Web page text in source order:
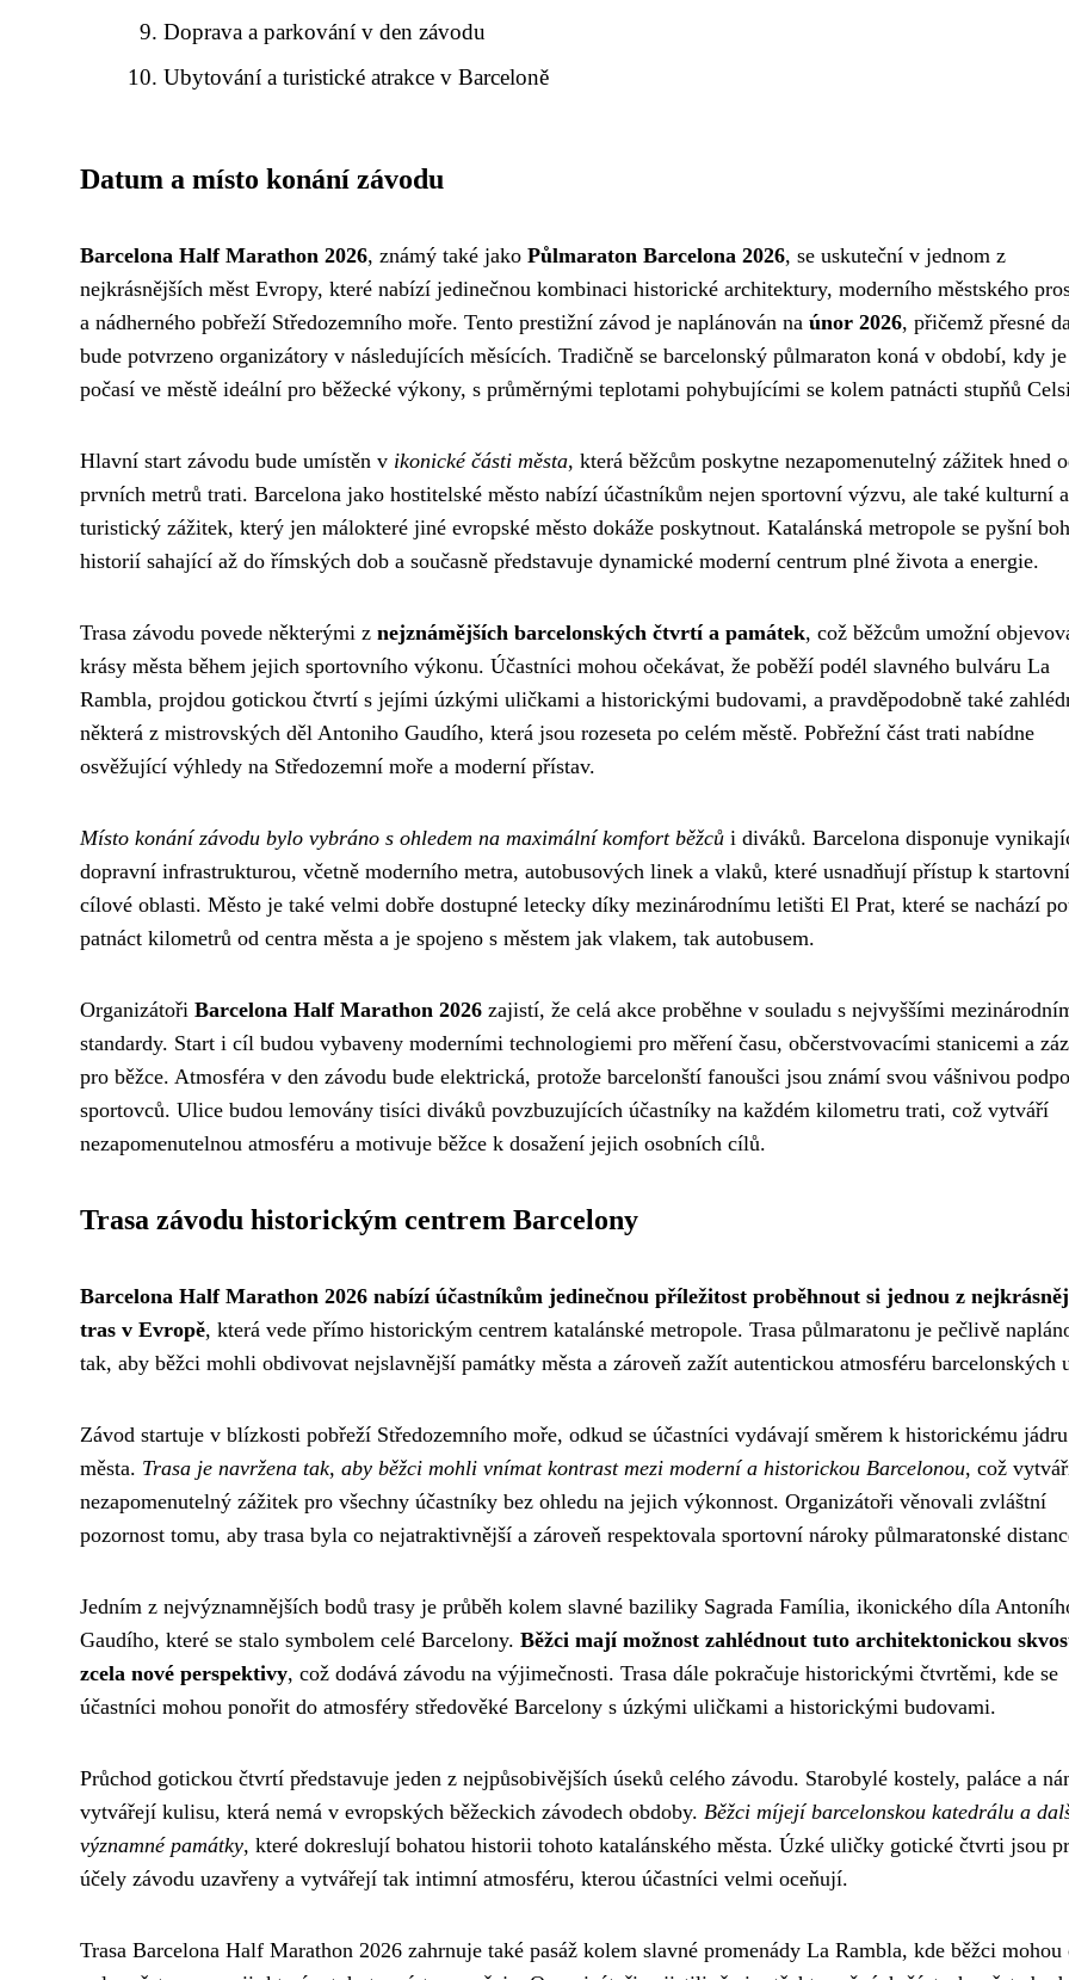
Doprava a parkování v den závodu
Ubytování a turistické atrakce v Barceloně
Datum a místo konání závodu
Barcelona Half Marathon 2026, známý také jako Půlmaraton Barcelona 2026, se uskuteční v jednom z
nejkrásnějších měst Evropy, které nabízí jedinečnou kombinaci historické architektury, moderního městského
a nádherného pobřeží Středozemního moře. Tento prestižní závod je naplánován na únor 2026, přičemž přesné
bude potvrzeno organizátory v následujících měsících. Tradičně se barcelonský půlmaraton koná v období, kdy je
počasí ve městě ideální pro běžecké výkony, s průměrnými teplotami pohybujícími se kolem patnácti stupňů
Hlavní start závodu bude umístěn v ikonické části města, která běžcům poskytne nezapomenutelný zážitek hned
prvních metrů trati. Barcelona jako hostitelské město nabízí účastníkům nejen sportovní výzvu, ale také kulturní a
turistický zážitek, který jen málokteré jiné evropské město dokáže poskytnout. Katalánská metropole se pyšní
historií sahající až do římských dob a současně představuje dynamické moderní centrum plné života a energie.
Trasa závodu povede některými z nejznámějších barcelonských čtvrtí a památek, což běžcům umožní
krásy města během jejich sportovního výkonu. Účastníci mohou očekávat, že poběží podél slavného bulváru La
Rambla, projdou gotickou čtvrtí s jejími úzkými uličkami a historickými budovami, a pravděpodobně také
některá z mistrovských děl Antoniho Gaudího, která jsou rozeseta po celém městě. Pobřežní část trati nabídne
osvěžující výhledy na Středozemní moře a moderní přístav.
Místo konání závodu bylo vybráno s ohledem na maximální komfort běžců i diváků. Barcelona disponuje
dopravní infrastrukturou, včetně moderního metra, autobusových linek a vlaků, které usnadňují přístup k
cílové oblasti. Město je také velmi dobře dostupné letecky díky mezinárodnímu letišti El Prat, které se nachází
patnáct kilometrů od centra města a je spojeno s městem jak vlakem, tak autobusem.
Organizátoři Barcelona Half Marathon 2026 zajistí, že celá akce proběhne v souladu s nejvyššími
standardy. Start i cíl budou vybaveny moderními technologiemi pro měření času, občerstvovacími stanicemi a
pro běžce. Atmosféra v den závodu bude elektrická, protože barcelonští fanoušci jsou známí svou vášnivou
sportovců. Ulice budou lemovány tisíci diváků povzbuzujících účastníky na každém kilometru trati, což vytváří
nezapomenutelnou atmosféru a motivuje běžce k dosažení jejich osobních cílů.
Trasa závodu historickým centrem Barcelony
Barcelona Half Marathon 2026 nabízí účastníkům jedinečnou příležitost proběhnout si jednou z
tras v Evropě, která vede přímo historickým centrem katalánské metropole. Trasa půlmaratonu je pečlivě
tak, aby běžci mohli obdivovat nejslavnější památky města a zároveň zažít autentickou atmosféru barcelonských
Závod startuje v blízkosti pobřeží Středozemního moře, odkud se účastníci vydávají směrem k historickému jádru
města. Trasa je navržena tak, aby běžci mohli vnímat kontrast mezi moderní a historickou Barcelonou, což
nezapomenutelný zážitek pro všechny účastníky bez ohledu na jejich výkonnost. Organizátoři věnovali zvláštní
pozornost tomu, aby trasa byla co nejatraktivnější a zároveň respektovala sportovní nároky půlmaratonské
Jedním z nejvýznamnějších bodů trasy je průběh kolem slavné baziliky Sagrada Família, ikonického díla
Gaudího, které se stalo symbolem celé Barcelony. Běžci mají možnost zahlédnout tuto architektonickou
zcela nové perspektivy, což dodává závodu na výjimečnosti. Trasa dále pokračuje historickými čtvrtěmi, kde se
účastníci mohou ponořit do atmosféry středověké Barcelony s úzkými uličkami a historickými budovami.
Průchod gotickou čtvrtí představuje jeden z nejpůsobivějších úseků celého závodu. Starobylé kostely, paláce a
vytvářejí kulisu, která nemá v evropských běžeckich závodech obdoby. Běžci míjejí barcelonskou katedrálu a
významné památky, které dokreslují bohatou historii tohoto katalánského města. Úzké uličky gotické čtvrti jsou
účely závodu uzavřeny a vytvářejí tak intimní atmosféru, kterou účastníci velmi oceňují.
Trasa Barcelona Half Marathon 2026 zahrnuje také pasáž kolem slavné promenády La Rambla, kde běžci